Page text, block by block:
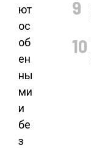
ют
ос
об
ен
ны
ми
и
бе
з